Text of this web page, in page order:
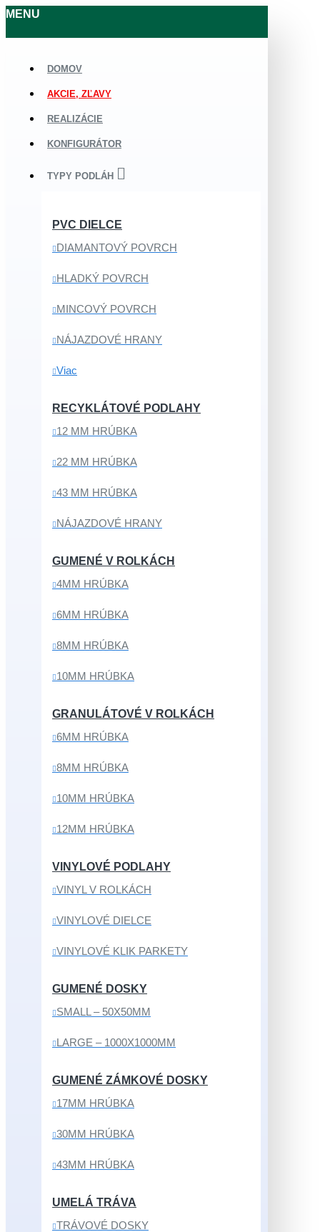
MENU
DOMOV
AKCIE, ZĽAVY
REALIZÁCIE
KONFIGURÁTOR
TYPY PODLÁH
PVC DIELCE
DIAMANTOVÝ POVRCH
HLADKÝ POVRCH
MINCOVÝ POVRCH
NÁJAZDOVÉ HRANY
Viac
RECYKLÁTOVÉ PODLAHY
12 MM HRÚBKA
22 MM HRÚBKA
43 MM HRÚBKA
NÁJAZDOVÉ HRANY
GUMENÉ V ROLKÁCH
4MM HRÚBKA
6MM HRÚBKA
8MM HRÚBKA
10MM HRÚBKA
GRANULÁTOVÉ V ROLKÁCH
6MM HRÚBKA
8MM HRÚBKA
10MM HRÚBKA
12MM HRÚBKA
VINYLOVÉ PODLAHY
VINYL V ROLKÁCH
VINYLOVÉ DIELCE
VINYLOVÉ KLIK PARKETY
GUMENÉ DOSKY
SMALL – 50X50MM
LARGE – 1000X1000MM
GUMENÉ ZÁMKOVÉ DOSKY
17MM HRÚBKA
30MM HRÚBKA
43MM HRÚBKA
UMELÁ TRÁVA
TRÁVOVÉ DOSKY